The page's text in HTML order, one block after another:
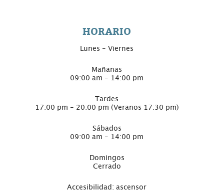
HORARIO
Lunes - Viernes
Mañanas
09:00 am - 14:00 pm
Tardes
17:00 pm - 20:00 pm (Veranos 17:30 pm)
Sábados
09:00 am - 14:00 pm
Domingos
Cerrado
Accesibilidad: ascensor